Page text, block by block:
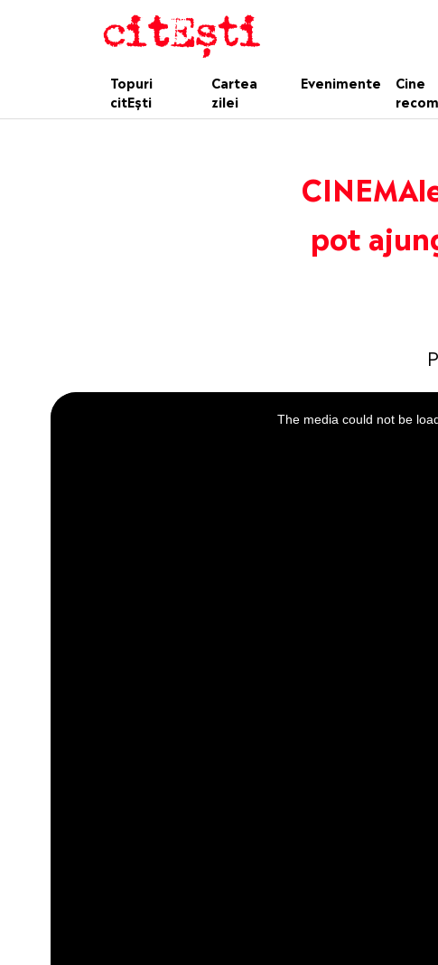
Topuri
citEști
Cartea
zilei
Evenimente
Cine
pot
This
is
a
The media could not be